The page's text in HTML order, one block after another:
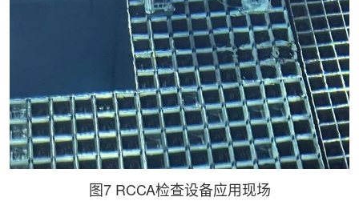
图7 RCCA检查设备应用现场